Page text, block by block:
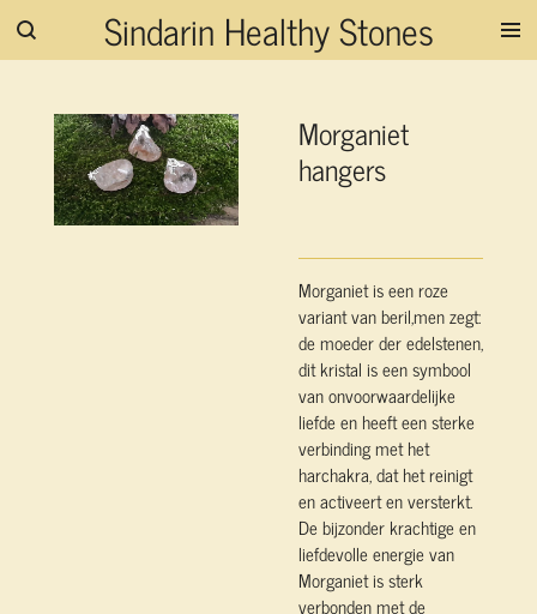
Ga
hoofdinhoud
Sindarin Healthy Stones
Morganiet
hangers
Morganiet is een roze
variant van beril,men zegt:
de moeder der edelstenen,
dit kristal is een symbool
van onvoorwaardelijke
liefde en heeft een sterke
verbinding met het
harchakra, dat het reinigt
en activeert en versterkt.
De bijzonder krachtige en
liefdevolle energie van
Morganiet is sterk
verbonden met de